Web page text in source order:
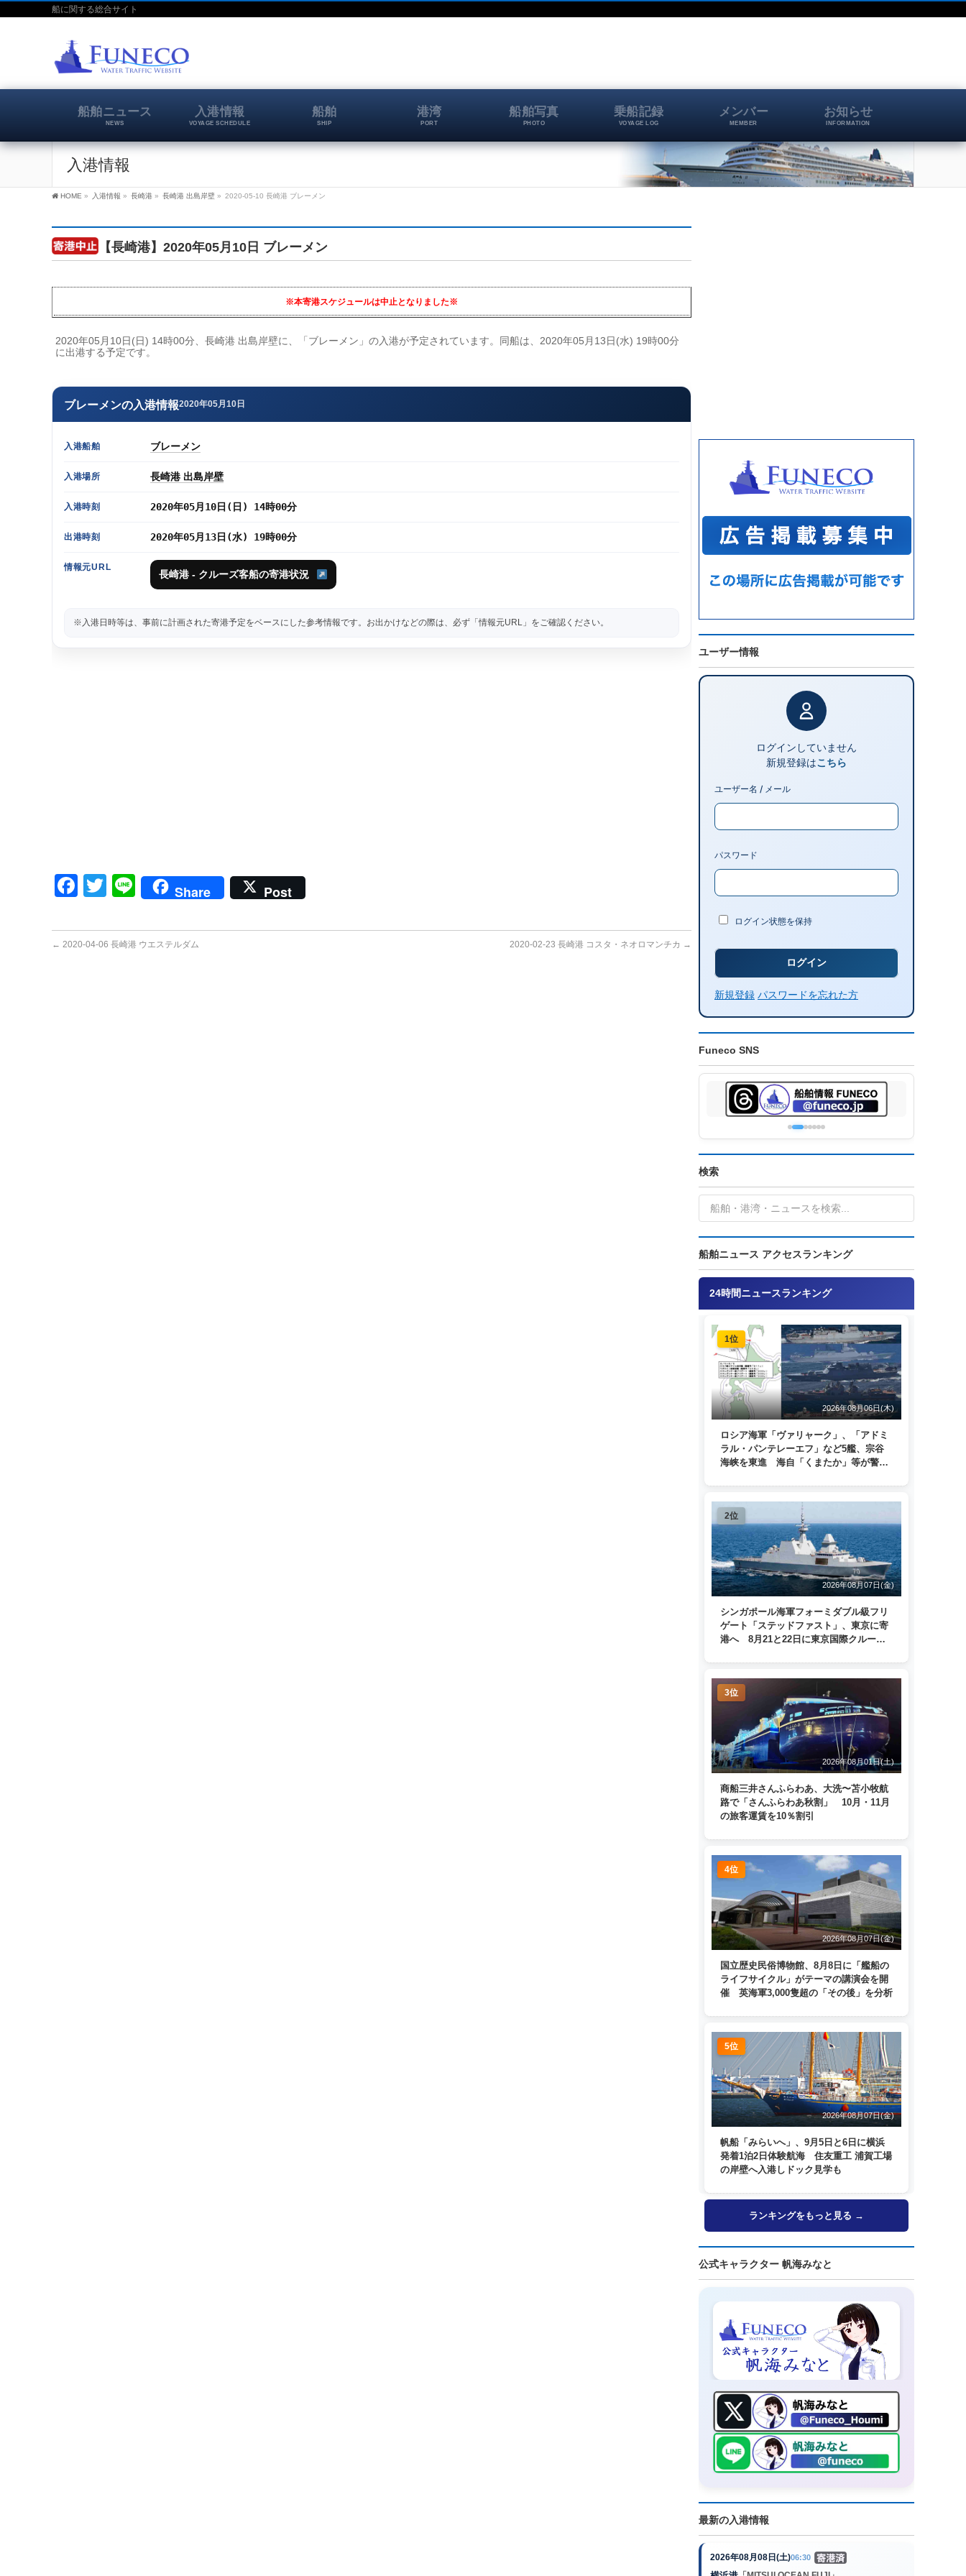
船に関する総合サイト
船舶ニュース
NEWS
入港情報
VOYAGE SCHEDULE
船舶
SHIP
港湾
PORT
船舶写真
PHOTO
乗船記録
VOYAGE LOG
メンバー
MEMBER
お知らせ
INFORMATION
入港情報
HOME » 入港情報 » 長崎港 » 長崎港 出島岸壁 » 2020-05-10 長崎港 ブレーメン
【長崎港】2020年05月10日 ブレーメン
※本寄港スケジュールは中止となりました※
2020年05月10日(日) 14時00分、長崎港 出島岸壁に、「ブレーメン」の入港が予定されています。同船は、2020年05月13日(水) 19時00分
に出港する予定です。
ブレーメンの入港情報2020年05月10日
入港船舶 ブレーメン
入港場所 長崎港 出島岸壁
入港時刻 2020年05月10日(日) 14時00分
出港時刻 2020年05月13日(水) 19時00分
情報元URL
長崎港 - クルーズ客船の寄港状況
※入港日時等は、事前に計画された寄港予定をベースにした参考情報です。お出かけなどの際は、必ず「情報元URL」をご確認ください。
Facebook
Twitter
LineShare Post
← 2020-04-06 長崎港 ウエステルダム 2020-02-23 長崎港 コスタ・ネオロマンチカ →
ユーザー情報
ログインしていません
新規登録はこちら
ユーザー名 / メール
パスワード
ログイン状態を保持
新規登録 パスワードを忘れた方
Funeco SNS
検索
船舶ニュース アクセスランキング
24時間ニュースランキング
1位
2026年08月06日(木)
ロシア海軍「ヴァリャーク」、「アドミ
ラル・パンテレーエフ」など5艦、宗谷
海峡を東進 海自「くまたか」等が警戒
2位
2026年08月07日(金)
シンガポール海軍フォーミダブル級フリ
ゲート「ステッドファスト」、東京に寄
港へ 8月21と22日に東京国際クルーズ
3位
2026年08月01日(土)
商船三井さんふらわあ、大洗〜苫小牧航
路で「さんふらわあ秋割」 10月・11月
の旅客運賃を10％割引
4位
2026年08月07日(金)
国立歴史民俗博物館、8月8日に「艦船の
ライフサイクル」がテーマの講演会を開
催 英海軍3,000隻超の「その後」を分析
5位
2026年08月07日(金)
帆船「みらいへ」、9月5日と6日に横浜
発着1泊2日体験航海 住友重工 浦賀工場
の岸壁へ入港しドック見学も
ランキングをもっと見る →
公式キャラクター 帆海みなと
最新の入港情報
2026年08月08日(土)06:30